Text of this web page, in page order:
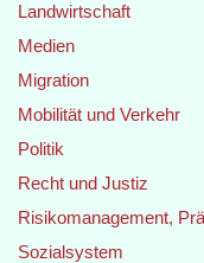
Landwirtschaft
Medien
Migration
Mobilität und Verkehr
Politik
Recht und Justiz
Risikomanagement,
Sozialsystem